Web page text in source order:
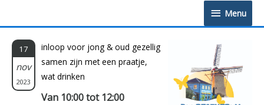
Menu
Menu
17
nov
2023
inloop voor jong & oud gezellig
samen zijn met een praatje,
wat drinken
Van 10:00 tot 12:00